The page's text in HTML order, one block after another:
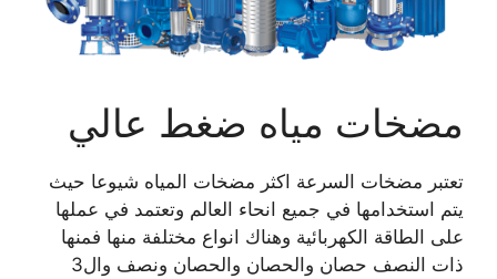
مضخات مياه ضغط عالي
تعتبر مضخات السرعة اكثر مضخات المياه شيوعا حيث
يتم استخدامها في جميع انحاء العالم وتعتمد في عملها
على الطاقة الكهربائية وهناك انواع مختلفة منها فمنها
ذات النصف حصان والحصان والحصان ونصف وال3